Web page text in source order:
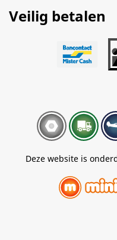
Veilig betalen
Deze website is